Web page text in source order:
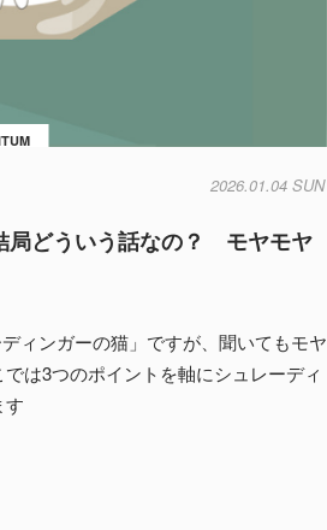
2026.01.04 SUN
局どういう話なの？ モヤモヤ
ィンガーの猫」ですが、聞いてもモヤ
は3つのポイントを軸にシュレーディ
す